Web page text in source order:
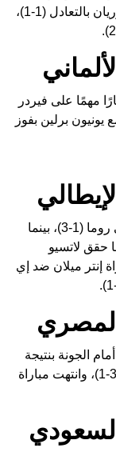
على تولوز (0-1). كما انتهت مباراة نانت مع لوريان بالتعادل (1-1)،
مهمًا على فيردر
مع يونيون برلين بفوز
في إيطاليا، حققت كريمونيزي فوزًا مثيرًا على روما (1-3)، بينما
فيرونا مع بارما (1-2). كما حقق لاتسيو
مباراة إنتر ميلان ضد إي
الجونة بنتيجة
(0-2)، بينما فاز بتروجيت على حرس الحدود (3-1)، وانتهت مباراة